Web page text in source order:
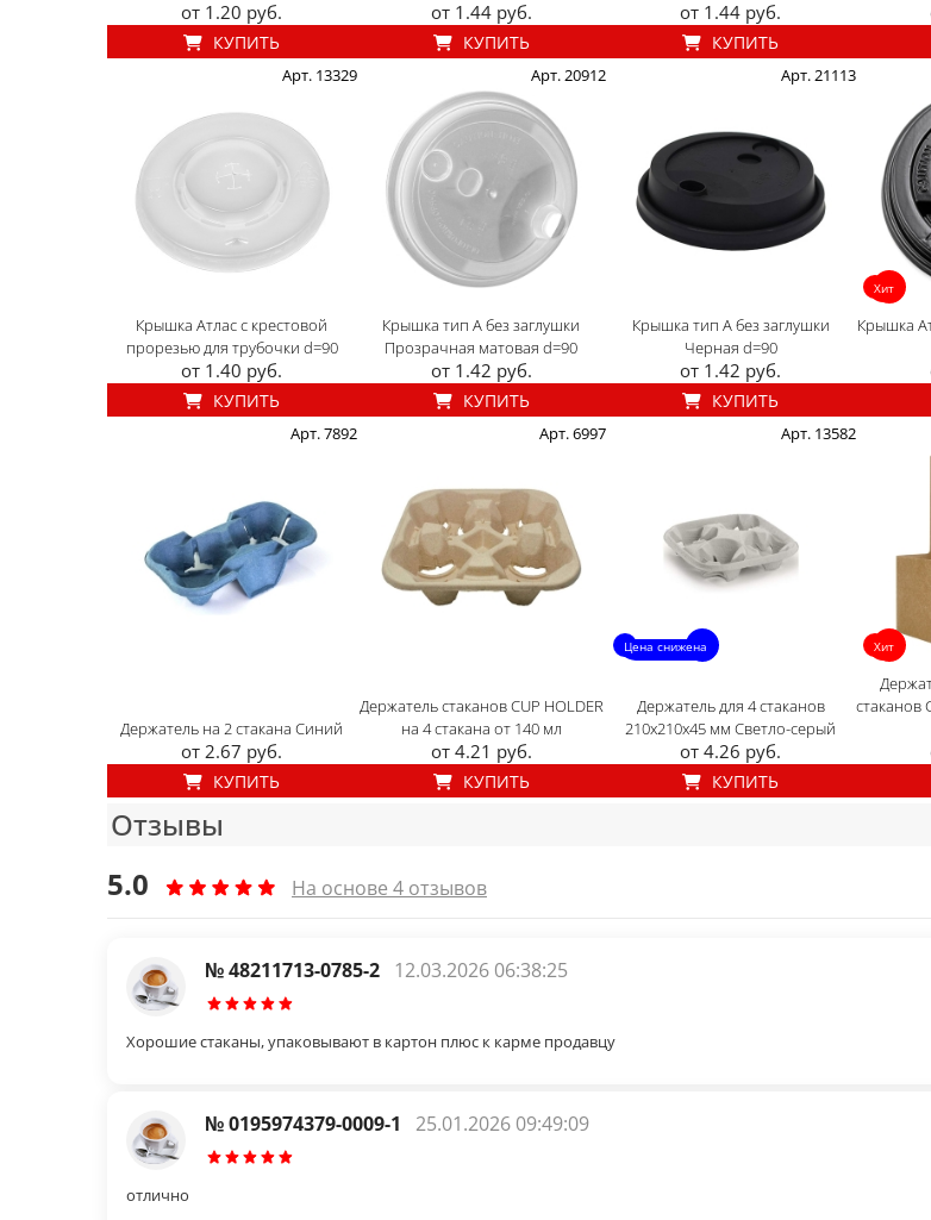
от 1.20 руб.
КУПИТЬ
от 1.44 руб.
КУПИТЬ
от 1.44 руб.
КУПИТЬ
Арт. 13329
Крышка Атлас с крестовой
прорезью для трубочки d=90
от 1.40 руб.
КУПИТЬ
Арт. 20912
Крышка тип А без заглушки
Прозрачная матовая d=90
от 1.42 руб.
КУПИТЬ
Арт. 21113
Крышка тип А без заглушки
Черная d=90
от 1.42 руб.
КУПИТЬ
Хит
Крышка
Арт. 7892
Держатель на 2 стакана Синий
от 2.67 руб.
КУПИТЬ
Арт. 6997
Держатель стаканов CUP HOLDER
на 4 стакана от 140 мл
от 4.21 руб.
КУПИТЬ
Цена снижена
Арт. 13582
Держатель для 4 стаканов
210x210x45 мм Светло-серый
от 4.26 руб.
КУПИТЬ
Хит
стаканов
Отзывы
5.0
На основе 4 отзывов
№ 48211713-0785-2 12.03.2026 06:38:25
Хорошие стаканы, упаковывают в картон плюс к карме продавцу
№ 0195974379-0009-1 25.01.2026 09:49:09
отлично